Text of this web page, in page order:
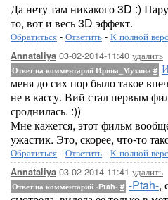
Да нету там никакого 3D :)
то, вот и весь 3D эффект.
Обратиться - Ответить - К полной
Annataliya 03-02-2014-11:40 удалить
Ответ на комментарий Ирина_Мухина #
меня до сих пор было такое
не в кассу. Вий стал первым
сроднилась. :))
Мне кажется, этот фильм
ужастик. Это, скорее, что-то
Обратиться - Ответить - К полной
Annataliya 03-02-2014-11:41 удалить
Ответ на комментарий -Ptah- # -Ptah-,